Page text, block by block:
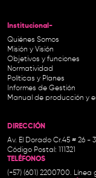
Institucional-
Quiénes Somos
Misión y Visión
Objetivos y funciones
Normatividad
Políticas y Planes
Informes de Gestión
Manual de producción y
DIRECCIÓN
Av. El Dorado Cr.45 # 26 -
Código Postal: 111321
TELÉFONOS
(+57) (601) 2200700.